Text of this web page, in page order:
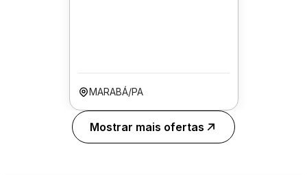
MARABÁ/PA
Mostrar mais ofertas